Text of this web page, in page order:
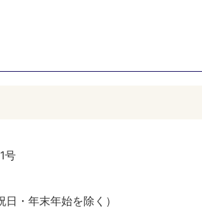
号
・年末年始を除く）